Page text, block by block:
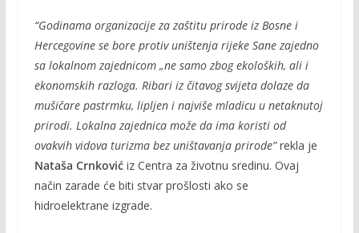
“Godinama organizacije za zaštitu prirode iz Bosne i
Hercegovine se bore protiv uništenja rijeke Sane zajedno
sa lokalnom zajednicom „ne samo zbog ekoloških, ali i
ekonomskih razloga. Ribari iz čitavog svijeta dolaze da
mušičare pastrmku, lipljen i najviše mladicu u netaknutoj
prirodi. Lokalna zajednica može da ima koristi od
ovakvih vidova turizma bez uništavanja prirode”rekla je
Nataša Crnkovićiz Centra za životnu sredinu. Ovaj
način zarade će biti stvar prošlosti ako se
hidroelektrane izgrade.